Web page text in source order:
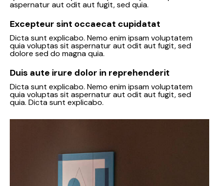
aspernatur aut odit aut fugit, sed quia.
Excepteur sint occaecat cupidatat
Dicta sunt explicabo. Nemo enim ipsam voluptatem
quia voluptas sit aspernatur aut odit aut fugit, sed
dolore sed do magna quia.
Duis aute irure dolor in reprehenderit
Dicta sunt explicabo. Nemo enim ipsam voluptatem
quia voluptas sit aspernatur aut odit aut fugit, sed
quia. Dicta sunt explicabo.